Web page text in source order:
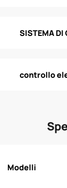
SISTEMA DI
controllo
Modelli